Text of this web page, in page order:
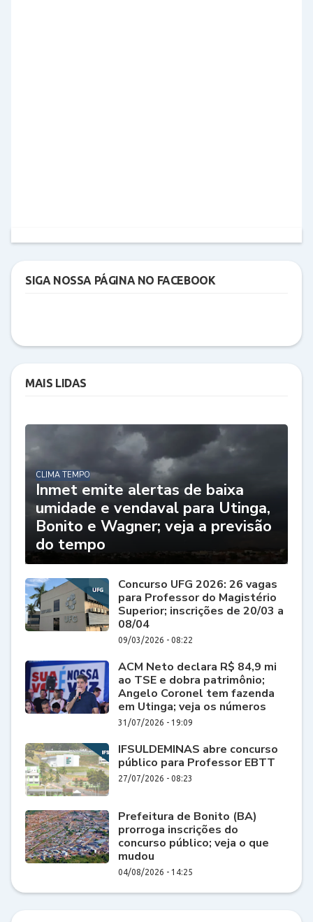
SIGA NOSSA PÁGINA NO FACEBOOK
MAIS LIDAS
CLIMA TEMPO
Inmet emite alertas de baixa
umidade e vendaval para Utinga,
Bonito e Wagner; veja a previsão
do tempo
Concurso UFG 2026: 26 vagas
para Professor do Magistério
Superior; inscrições de 20/03 a
08/04
09/03/2026 - 08:22
ACM Neto declara R$ 84,9 mi
ao TSE e dobra patrimônio;
Angelo Coronel tem fazenda
em Utinga; veja os números
31/07/2026 - 19:09
IFSULDEMINAS abre concurso
público para Professor EBTT
27/07/2026 - 08:23
Prefeitura de Bonito (BA)
prorroga inscrições do
concurso público; veja o que
mudou
04/08/2026 - 14:25